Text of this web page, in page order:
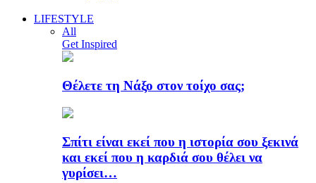
LIFESTYLE
All
Get Inspired
Θέλετε τη Νάξο στον τοίχο σας;
Σπίτι είναι εκεί που η ιστορία σου ξεκινά
και εκεί που η καρδιά σου θέλει να
γυρίσει…